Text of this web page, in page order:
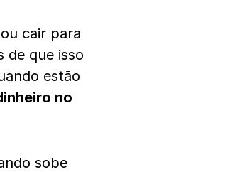
cair para
de que isso
estão
no
sobe